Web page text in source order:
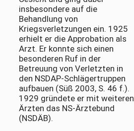
insbesondere auf die
Behandlung von
Kriegsverletzungen ein. 1925
erhielt er die Approbation als
Arzt. Er konnte sich einen
besonderen Ruf in der
Betreuung von Verletzten in
den NSDAP-Schlägertruppen
aufbauen (Süß 2003, S. 46 f.).
1929 gründete er mit weiteren
Ärzten das NS-Ärztebund
(NSDÄB).